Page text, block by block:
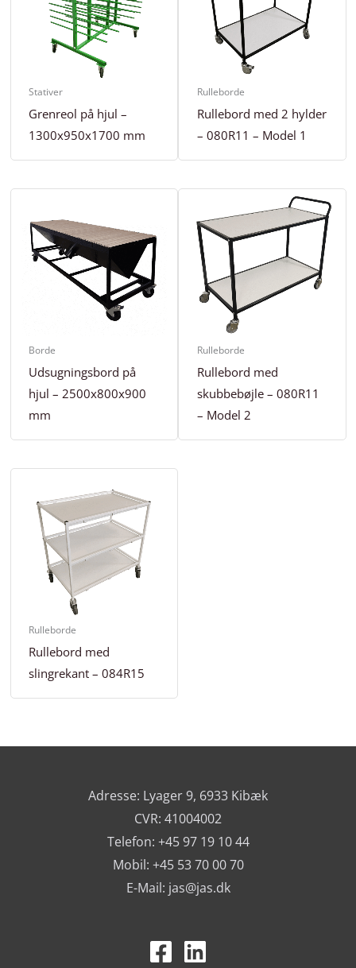
Stativer
Grenreol på hjul –
1300x950x1700 mm
Rulleborde
Rullebord med 2 hylder
– 080R11 – Model 1
Borde
Udsugningsbord på
hjul – 2500x800x900
mm
Rulleborde
Rullebord med
skubbebøjle – 080R11
– Model 2
Rulleborde
Rullebord med
slingrekant – 084R15
Adresse: Lyager 9, 6933 Kibæk
CVR: 41004002
Telefon: +45 97 19 10 44
Mobil: +45 53 70 00 70
E-Mail: jas@jas.dk